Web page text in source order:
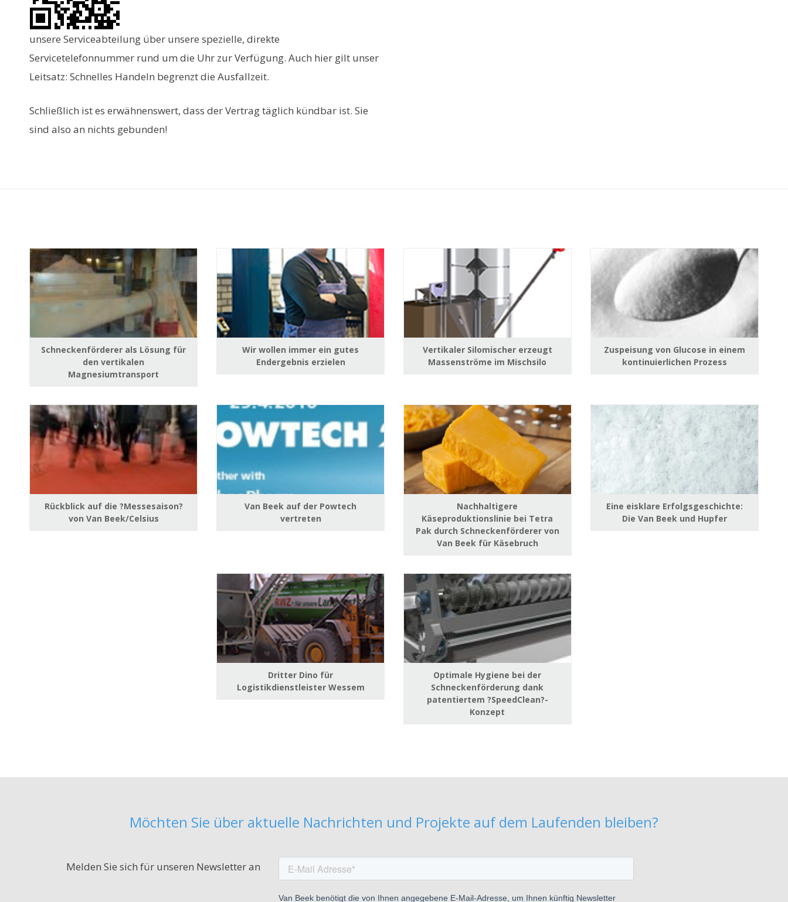
unsere Serviceabteilung über unsere spezielle, direkte
Servicetelefonnummer rund um die Uhr zur Verfügung. Auch hier gilt unser
Leitsatz: Schnelles Handeln begrenzt die Ausfallzeit.
Schließlich ist es erwähnenswert, dass der Vertrag täglich kündbar ist. Sie
sind also an nichts gebunden!
Schneckenförderer als Lösung für
den vertikalen
Magnesiumtransport
Wir wollen immer ein gutes
Endergebnis erzielen
Vertikaler Silomischer erzeugt
Massenströme im Mischsilo
Zuspeisung von Glucose in einem
kontinuierlichen Prozess
Rückblick auf die ?Messesaison?
von Van Beek/Celsius
Van Beek auf der Powtech
vertreten
Nachhaltigere
Käseproduktionslinie bei Tetra
Pak durch Schneckenförderer von
Van Beek für Käsebruch
Eine eisklare Erfolgsgeschichte:
Die Van Beek und Hupfer
Dritter Dino für
Logistikdienstleister Wessem
Optimale Hygiene bei der
Schneckenförderung dank
patentiertem ?SpeedClean?-
Konzept
Möchten Sie über aktuelle Nachrichten und Projekte auf dem Laufenden bleiben?
Melden Sie sich für unseren Newsletter an